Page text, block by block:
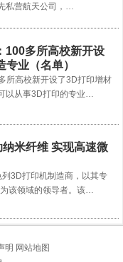
私营航天公司，…
100多所高校新开设
业（名单）
所高校新开设了3D打印增材
以从事3D打印的专业…
纳米纤维 实现高速微
3D打印机制造商，以其专
该领域的领导者。该…
明 网站地图